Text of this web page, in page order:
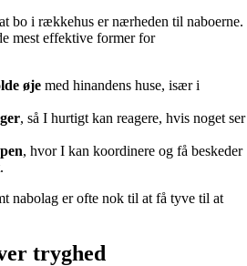
bo i rækkehus er nærheden til naboerne.
mest effektive former for
øje med hinandens huse, især i
, så I hurtigt kan reagere, hvis noget ser
, hvor I kan koordinere og få beskeder
nabolag er ofte nok til at få tyve til at
tryghed